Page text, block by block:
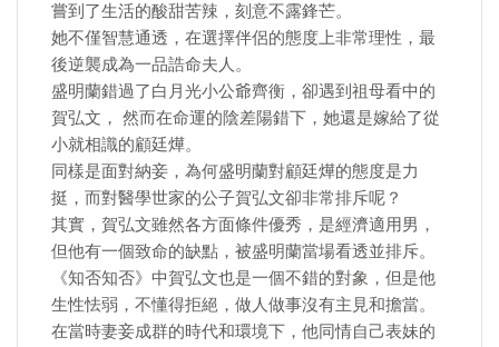
嘗到了生活的酸甜苦辣，刻意不露鋒芒。
她不僅智慧通透，在選擇伴侶的態度上非常理性，最
後逆襲成為一品誥命夫人。
盛明蘭錯過了白月光小公爺齊衡，卻遇到祖母看中的
賀弘文， 然而在命運的陰差陽錯下，她還是嫁給了從
小就相識的顧廷燁。
同樣是面對納妾，為何盛明蘭對顧廷燁的態度是力
挺，而對醫學世家的公子賀弘文卻非常排斥呢？
其實，賀弘文雖然各方面條件優秀，是經濟適用男，
但他有一個致命的缺點，被盛明蘭當場看透並排斥。
《知否知否》中賀弘文也是一個不錯的對象，但是他
生性怯弱，不懂得拒絕，做人做事沒有主見和擔當。
在當時妻妾成群的時代和環境下，他同情自己表妹的